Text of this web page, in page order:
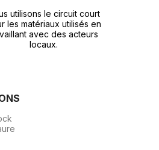
utilisons le circuit court
les matériaux utilisés en
avec des acteurs
locaux.